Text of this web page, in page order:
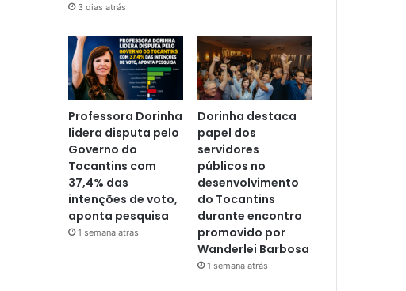
3 dias atrás
Professora Dorinha
lidera disputa pelo
Governo do
Tocantins com
37,4% das
intenções de voto,
aponta pesquisa
1 semana atrás
Dorinha destaca
papel dos
servidores
públicos no
desenvolvimento
do Tocantins
durante encontro
promovido por
Wanderlei Barbosa
1 semana atrás